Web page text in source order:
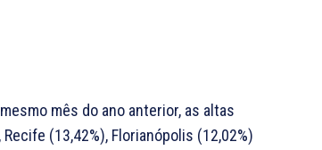
mês do ano anterior, as altas
(13,42%), Florianópolis (12,02%)